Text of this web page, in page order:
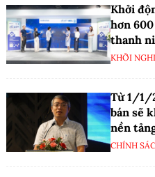
Khởi
hơn
thanh
KHỞI
Từ 1/1/
bán sẽ
nền
CHÍNH